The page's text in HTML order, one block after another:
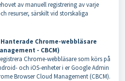
av manuell registrering av varje
resurser, särskilt vid storskaliga
Chrome-webbläsare
- CBCM)
Chrome-webbläsare som körs på
och iOS-enheter i er Google Admin
Browser Cloud Management (CBCM).